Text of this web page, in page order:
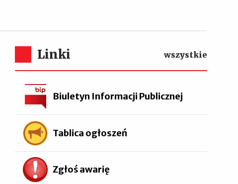
Linki wszystkie
Biuletyn Informacji Publicznej
Tablica ogłoszeń
Zgłoś awarię